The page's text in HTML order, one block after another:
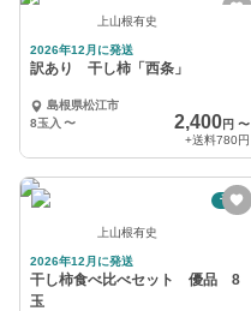
上山根有史
2026年12月に発送
訳あり 干し柿「西条」
島根県松江市
8玉入 〜 2,400円 〜
+送料780円
予約
上山根有史
2026年12月に発送
干し柿食べ比べセット 優品 8
玉